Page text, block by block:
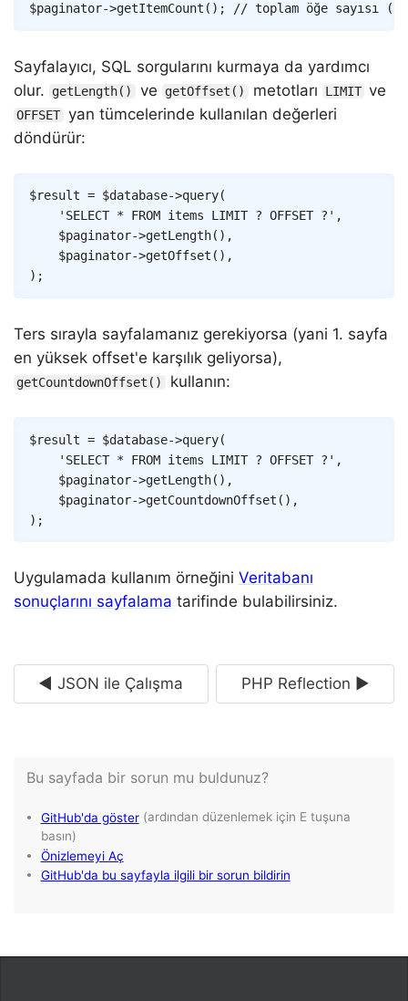
$paginator->getItemCount ( ) ; // toplam öğe sayısı
Sayfalayıcı, SQL sorgularını kurmaya da yardımcı
olur.
getLength() ve getOffset() metotları LIMIT ve
OFFSET yan tümcelerinde kullanılan değerleri
döndürür:
$result = $database->query(
'SELECT * FROM items LIMIT ? OFFSET ?' ,
$paginator->getLength( ) ,
$paginator->getOffset ( ) ,
) ;
Ters sırayla sayfalamanız gerekiyorsa (yani 1. sayfa
en yüksek offset'e karşılık geliyorsa),
getCountdownOffset() kullanın:
$result = $database->query(
'SELECT * FROM items LIMIT ? OFFSET ?' ,
$paginator->getLength( ) ,
$paginator->getCountdownOffset ( ) ,
) ;
Uygulamada kullanım örneğini Veritabanı
sonuçlarını sayfalama tarifinde bulabilirsiniz.
◄ JSON ile Çalışma PHP Reflection ►